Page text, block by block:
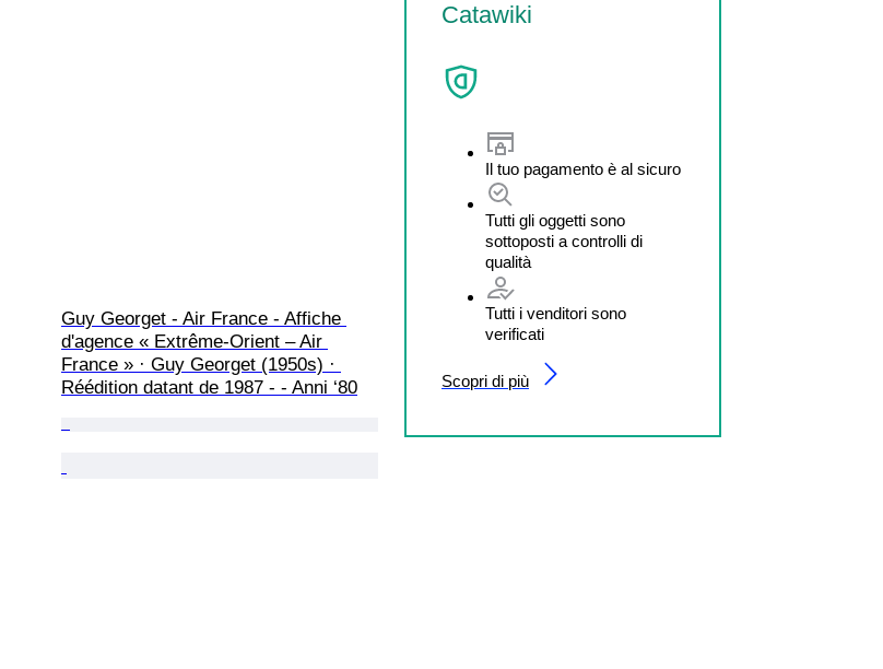
Guy Georget - Air France - Affiche
d'agence « Extrême-Orient – Air
France » · Guy Georget (1950s) ·
Réédition datant de 1987 - - Anni ‘80
Catawiki
Il tuo pagamento è al sicuro
Tutti gli oggetti sono
sottoposti a controlli di
qualità
Tutti i venditori sono
verificati
Scopri di più